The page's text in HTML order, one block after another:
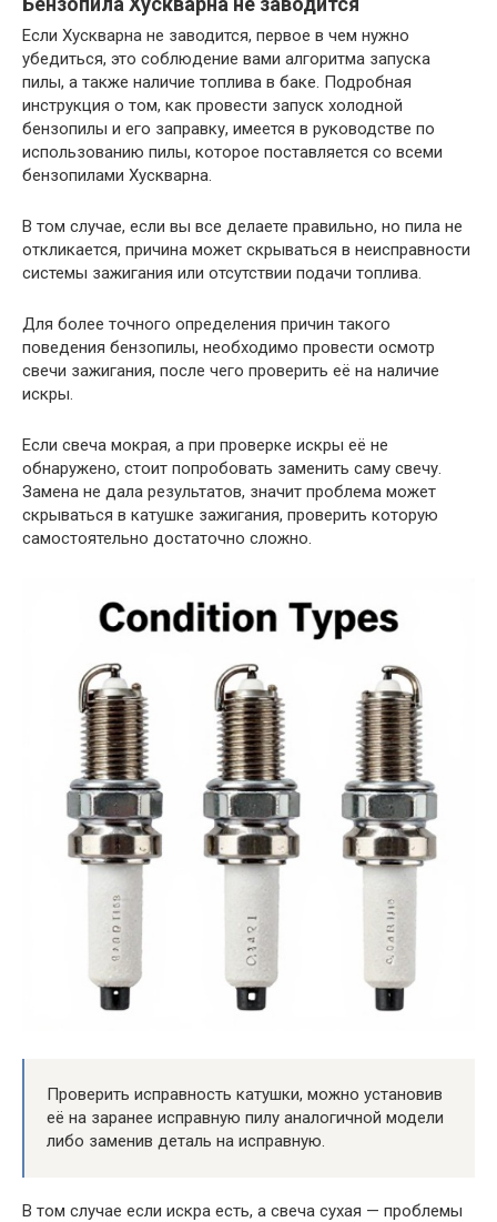
Если Хускварна не заводится, первое в чем нужно
убедиться, это соблюдение вами алгоритма запуска
пилы, а также наличие топлива в баке. Подробная
инструкция о том, как провести запуск холодной
бензопилы и его заправку, имеется в руководстве по
использованию пилы, которое поставляется со всеми
бензопилами Хускварна.
В том случае, если вы все делаете правильно, но пила не
откликается, причина может скрываться в неисправности
системы зажигания или отсутствии подачи топлива.
Для более точного определения причин такого
поведения бензопилы, необходимо провести осмотр
свечи зажигания, после чего проверить её на наличие
искры.
Если свеча мокрая, а при проверке искры её не
обнаружено, стоит попробовать заменить саму свечу.
Замена не дала результатов, значит проблема может
скрываться в катушке зажигания, проверить которую
самостоятельно достаточно сложно.
Проверить исправность катушки, можно установив
её на заранее исправную пилу аналогичной модели
либо заменив деталь на исправную.
В том случае если искра есть, а свеча сухая — проблемы